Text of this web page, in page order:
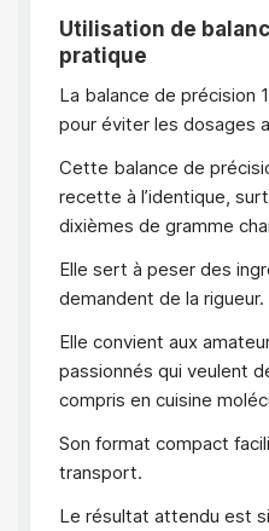
Utilisation de
pratique
La balance de précision
pour éviter les dosages
Cette balance de
recette à l’identique,
dixièmes de gramme
Elle sert à peser des
demandent de la rigueur.
Elle convient aux
passionnés qui veulent
compris en cuisine
Son format compact
transport.
Le résultat attendu est